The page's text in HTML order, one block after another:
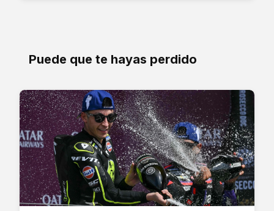
Puede que te hayas perdido